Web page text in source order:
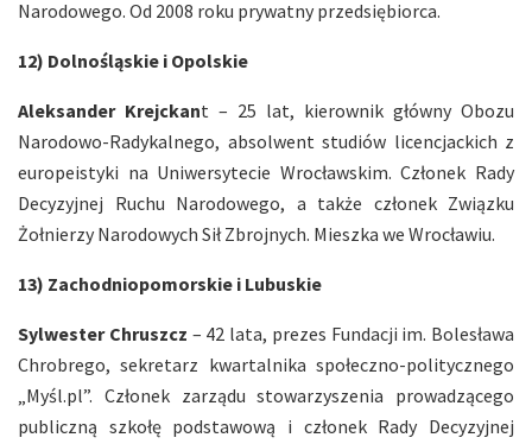
Narodowego. Od 2008 roku prywatny przedsiębiorca.
12) Dolnośląskie i Opolskie
Aleksander Krejckant – 25 lat, kierownik główny Obozu
Narodowo-Radykalnego, absolwent studiów licencjackich z
europeistyki na Uniwersytecie Wrocławskim. Członek Rady
Decyzyjnej Ruchu Narodowego, a także członek Związku
Żołnierzy Narodowych Sił Zbrojnych. Mieszka we Wrocławiu.
13) Zachodniopomorskie i Lubuskie
Sylwester Chruszcz – 42 lata, prezes Fundacji im. Bolesława
Chrobrego, sekretarz kwartalnika społeczno-politycznego
„Myśl.pl”. Członek zarządu stowarzyszenia prowadzącego
publiczną szkołę podstawową i członek Rady Decyzyjnej